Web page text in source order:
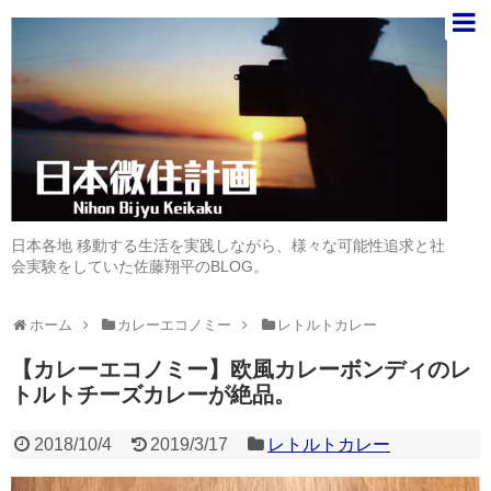
日本各地 移動する生活を実践しながら、様々な可能性追求と社
会実験をしていた佐藤翔平のBLOG。
ホーム カレーエコノミー レトルトカレー
【カレーエコノミー】欧風カレーボンディのレ
トルトチーズカレーが絶品。
2018/10/4 2019/3/17 レトルトカレー